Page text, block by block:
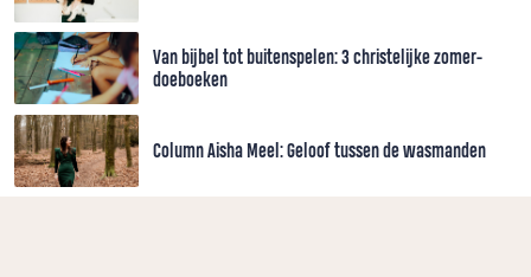
Van bijbel tot buitenspelen: 3 christelijke zomer-
doeboeken
Column Aisha Meel: Geloof tussen de wasmanden